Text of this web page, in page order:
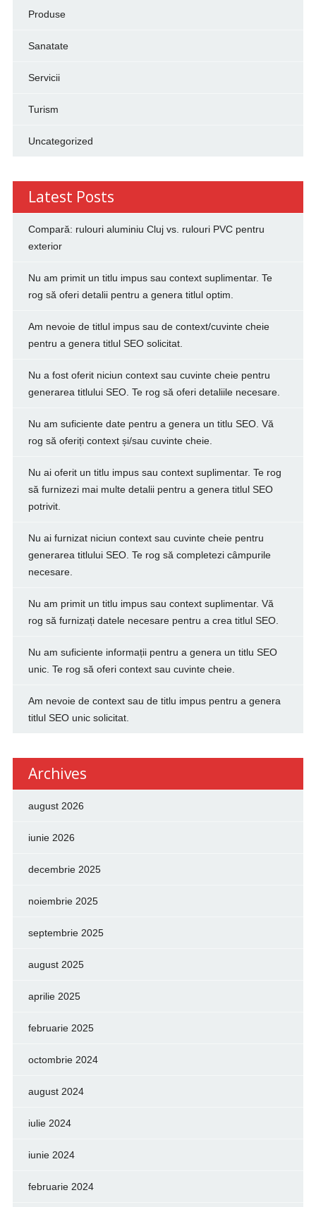
Produse
Sanatate
Servicii
Turism
Uncategorized
Latest Posts
Compară: rulouri aluminiu Cluj vs. rulouri PVC pentru
exterior
Nu am primit un titlu impus sau context suplimentar. Te
rog să oferi detalii pentru a genera titlul optim.
Am nevoie de titlul impus sau de context/cuvinte cheie
pentru a genera titlul SEO solicitat.
Nu a fost oferit niciun context sau cuvinte cheie pentru
generarea titlului SEO. Te rog să oferi detaliile necesare.
Nu am suficiente date pentru a genera un titlu SEO. Vă
rog să oferiți context și/sau cuvinte cheie.
Nu ai oferit un titlu impus sau context suplimentar. Te rog
să furnizezi mai multe detalii pentru a genera titlul SEO
potrivit.
Nu ai furnizat niciun context sau cuvinte cheie pentru
generarea titlului SEO. Te rog să completezi câmpurile
necesare.
Nu am primit un titlu impus sau context suplimentar. Vă
rog să furnizați datele necesare pentru a crea titlul SEO.
Nu am suficiente informații pentru a genera un titlu SEO
unic. Te rog să oferi context sau cuvinte cheie.
Am nevoie de context sau de titlu impus pentru a genera
titlul SEO unic solicitat.
Archives
august 2026
iunie 2026
decembrie 2025
noiembrie 2025
septembrie 2025
august 2025
aprilie 2025
februarie 2025
octombrie 2024
august 2024
iulie 2024
iunie 2024
februarie 2024